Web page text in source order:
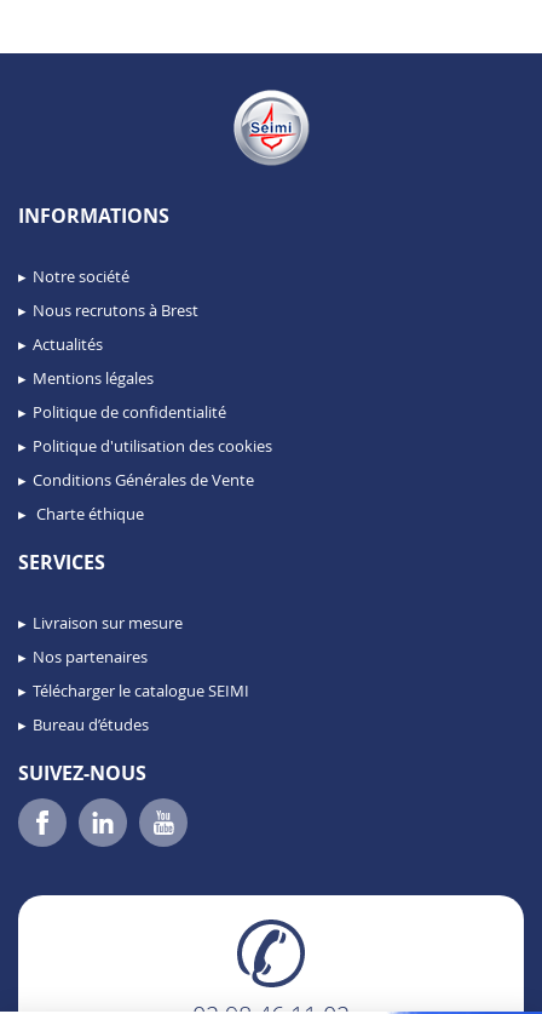
INFORMATIONS
Notre société
Nous recrutons à Brest
Actualités
Mentions légales
Politique de confidentialité
Politique d'utilisation des cookies
Conditions Générales de Vente
Charte éthique
SERVICES
Livraison sur mesure
Nos partenaires
Télécharger le catalogue SEIMI
Bureau d’études
SUIVEZ-NOUS